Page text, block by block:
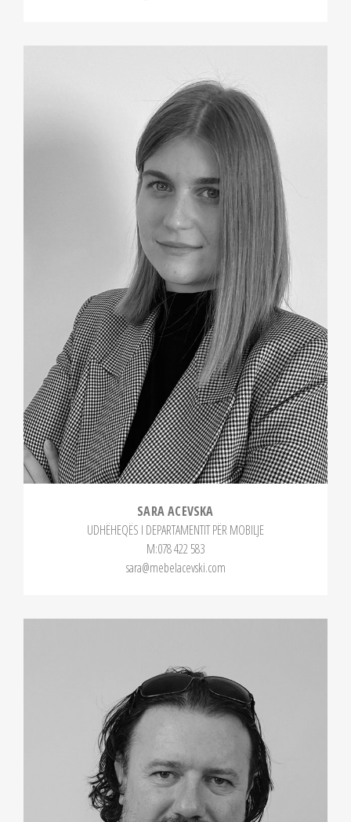
SARA ACEVSKA
UDHËHEQËS I DEPARTAMENTIT PËR MOBILJE
М:078 422 583
sara@mebelacevski.com